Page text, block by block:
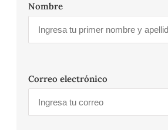
Nombre
Correo electrónico